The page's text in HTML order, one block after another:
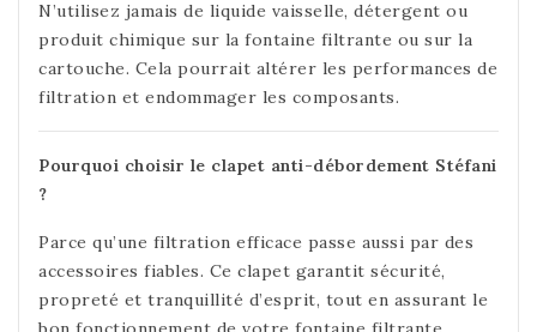
N’utilisez jamais de liquide vaisselle, détergent ou
produit chimique sur la fontaine filtrante ou sur la
cartouche. Cela pourrait altérer les performances de
filtration et endommager les composants.
Pourquoi choisir le clapet anti-débordement Stéfani
?
Parce qu’une filtration efficace passe aussi par des
accessoires fiables. Ce clapet garantit sécurité,
propreté et tranquillité d’esprit, tout en assurant le